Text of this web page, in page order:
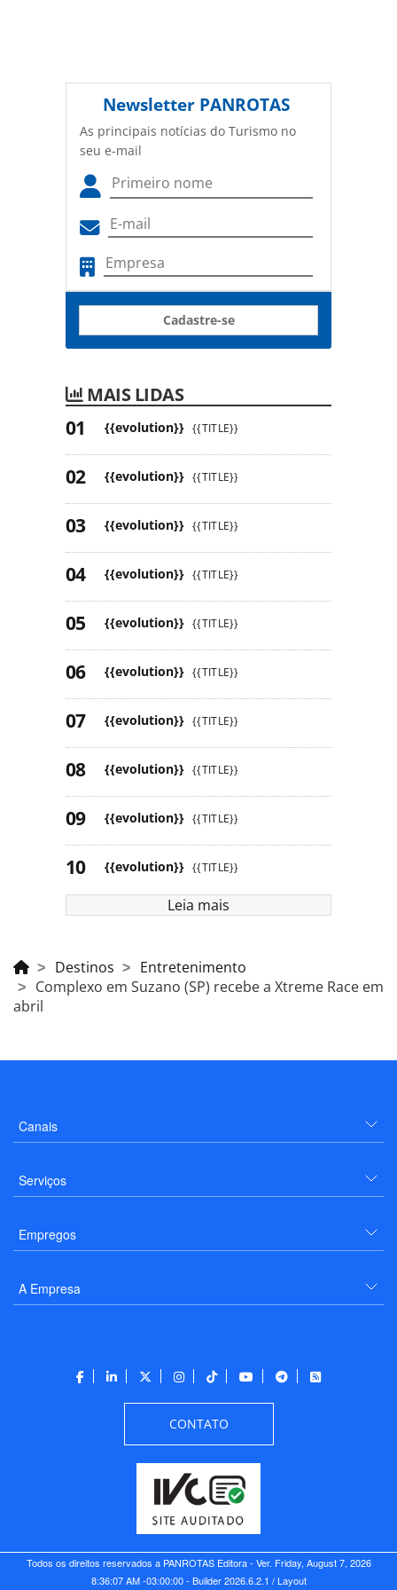
Newsletter PANROTAS
As principais notícias do Turismo no
seu e-mail
Cadastre-se
MAIS LIDAS
{{evolution}} {{TITLE}}
{{evolution}} {{TITLE}}
{{evolution}} {{TITLE}}
{{evolution}} {{TITLE}}
{{evolution}} {{TITLE}}
{{evolution}} {{TITLE}}
{{evolution}} {{TITLE}}
{{evolution}} {{TITLE}}
{{evolution}} {{TITLE}}
{{evolution}} {{TITLE}}
Leia mais
Destinos
Entretenimento
Complexo em Suzano (SP) recebe a Xtreme Race em
abril
Canais
Serviços
Empregos
A Empresa
CONTATO
Todos os direitos reservados a PANROTAS Editora - Ver. Friday, August 7, 2026
8:36:07 AM -03:00:00 - Builder 2026.6.2.1 / Layout